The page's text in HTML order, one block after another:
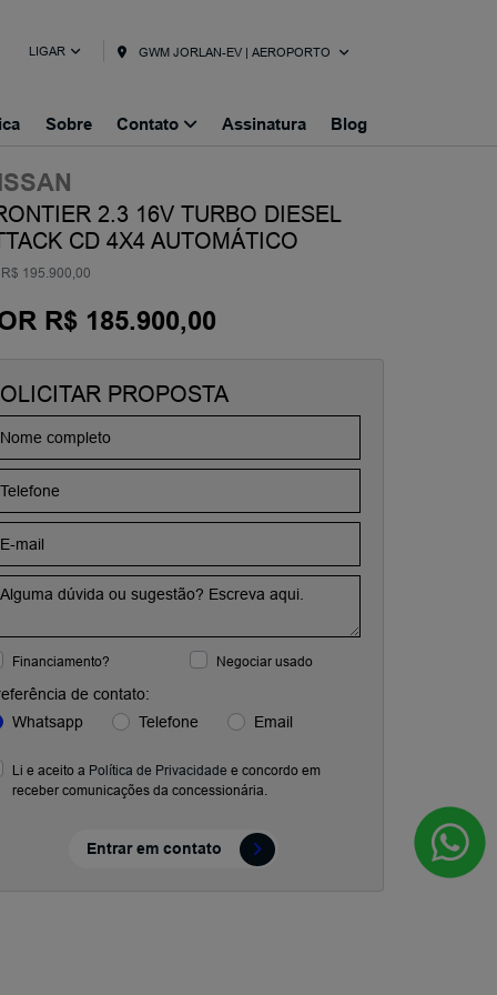
LIGAR GWM JORLAN-EV | AEROPORTO
Sobre Contato Assinatura Blog
2.3 16V TURBO DIESEL
CD 4X4 AUTOMÁTICO
195.900,00
R$ 185.900,00
PROPOSTA
Financiamento? Negociar usado
de contato:
Whatsapp
Telefone Email
Li e aceito a Política de Privacidade e concordo em
receber comunicações da concessionária.
Entrar em contato